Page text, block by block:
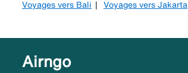
Voyages vers Bali Voyages vers Jakarta
Airngo